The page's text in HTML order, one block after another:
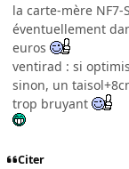
la carte-mère NF7-S
éventuellement
euros
ventirad : si
sinon, un
trop bruyant
Citer